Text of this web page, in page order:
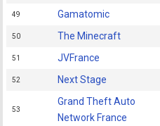
49 Gamatomic
50 The Minecraft
51 JVFrance
52 Next Stage
53
Grand Theft Auto
Network France